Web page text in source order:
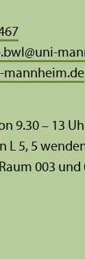
@uni-
9.30 – 13
L 5, 5
003 und